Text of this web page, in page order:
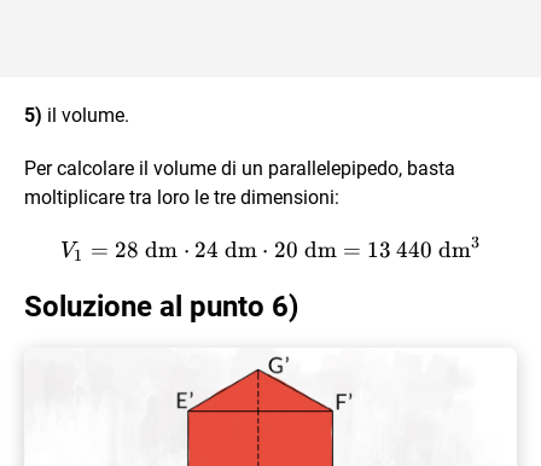
5) il volume.
Per calcolare il volume di un parallelepipedo, basta
moltiplicare tra loro le tre dimensioni:
V_1 = 28 \text{ dm}
V1 = 28 dm ⋅ 24 dm ⋅ 20 dm = 13 440 dm3
Soluzione al punto 6)